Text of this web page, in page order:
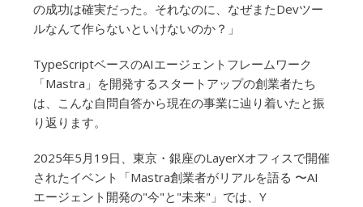
の成功は確実だった。それなのに、なぜまたDevツー
ルなんて作らないといけないのか？」
TypeScriptベースのAIエージェントフレームワーク
「Mastra」を開発するスタートアップの創業者たち
は、こんな自問自答から現在の事業に辿り着いたと振
り返ります。
2025年5月19日、東京・銀座のLayerXオフィスで開催
されたイベント「Mastra創業者がリアルを語る 〜AI
エージェント開発の"今"と"未来"」では、Y